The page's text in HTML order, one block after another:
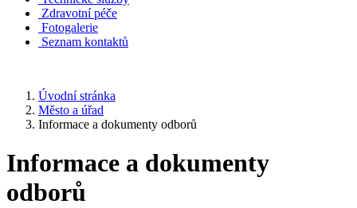
Zdravotní péče
Fotogalerie
Seznam kontaktů
Úvodní stránka
Město a úřad
Informace a dokumenty odborů
Informace a dokumenty
odborů